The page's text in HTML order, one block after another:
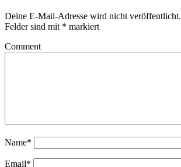
Deine E-Mail-Adresse wird nicht veröffentlicht.
Felder sind mit * markiert
Comment
Name*
Email*